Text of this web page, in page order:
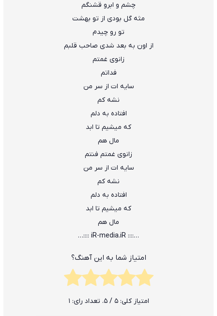
ﭼﺸﻢ و اﺑﺮو ﻗﺸﻨﮕﻢ
ﻣﺜﻪ ﮔﻞ ﺑﻮدی از ﺗﻮ ﺑﻬﺸﺖ
ﺗﻮ رو ﭼﻴﺪم
از اون ﺑﻪ ﺑﻌﺪ ﺷﺪی ﺻﺎﺣﺐ ﻗﻠﺒﻢ
زاﻧﻮی ﻏﻤﺘﻢ
ﻓﺪاﺗﻢ
ﺳﺎﻳﻪ ات از ﺳﺮ ﻣﻦ
ﻧﺸﻪ ﻛﻢ
اﻓﺘﺎده ﺑﻪ دﻟﻢ
ﻛﻪ ﻣﻴﺸﻴﻢ ﺗﺎ اﺑﺪ
ﻣﺎل ﻫﻢ
زانوی غمتم فنتم
ﺳﺎﻳﻪ ات از ﺳﺮ ﻣﻦ
ﻧﺸﻪ ﻛﻢ
اﻓﺘﺎده ﺑﻪ دﻟﻢ
ﻛﻪ ﻣﻴﺸﻴﻢ ﺗﺎ اﺑﺪ
ﻣﺎل ﻫﻢ
…:::: iR-media.iR ::::…
امتیاز شما به این آهنگ؟
امتیاز کلی:5 / 5. تعداد رای: 1